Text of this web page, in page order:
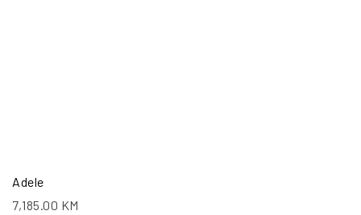
Adele
7,185.00 KM